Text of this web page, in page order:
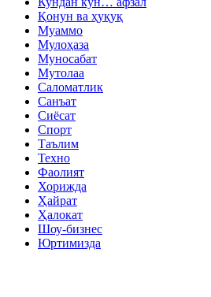
Қонун ва ҳуқуқ
Муаммо
Мулоҳаза
Муносабат
Мутолаа
Саломатлик
Санъат
Сиёсат
Спорт
Таълим
Техно
Фаолият
Хорижда
Ҳайрат
Ҳалокат
Шоу-бизнес
Юртимизда